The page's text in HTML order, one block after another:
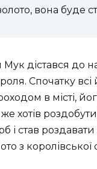
вона буде
дістався до
Спочатку всі
в місті,
хотів
і став
з